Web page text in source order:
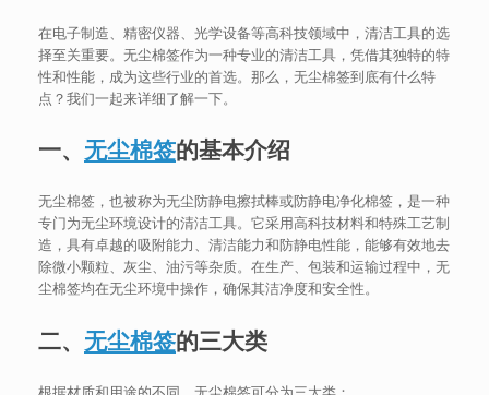
在电子制造、精密仪器、光学设备等高科技领域中，清洁工具的选
择至关重要。无尘棉签作为一种专业的清洁工具，凭借其独特的特
性和性能，成为这些行业的首选。那么，无尘棉签到底有什么特
点？我们一起来详细了解一下。
一、 无尘棉签的基本介绍
无尘棉签，也被称为无尘防静电擦拭棒或防静电净化棉签，是一种
专门为无尘环境设计的清洁工具。它采用高科技材料和特殊工艺制
造，具有卓越的吸附能力、清洁能力和防静电性能，能够有效地去
除微小颗粒、灰尘、油污等杂质。在生产、包装和运输过程中，无
尘棉签均在无尘环境中操作，确保其洁净度和安全性。
二、 无尘棉签的三大类
根据材质和用途的不同，无尘棉签可分为三大类：